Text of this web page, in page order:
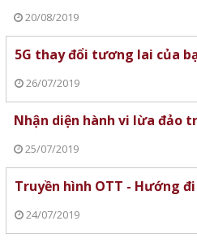
20/08/2019
5G thay đổi tương lai của
26/07/2019
Nhận diện hành vi lừa đảo
25/07/2019
Truyền hình OTT - Hướng
24/07/2019